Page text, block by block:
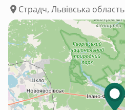
Страдч, Львівська область